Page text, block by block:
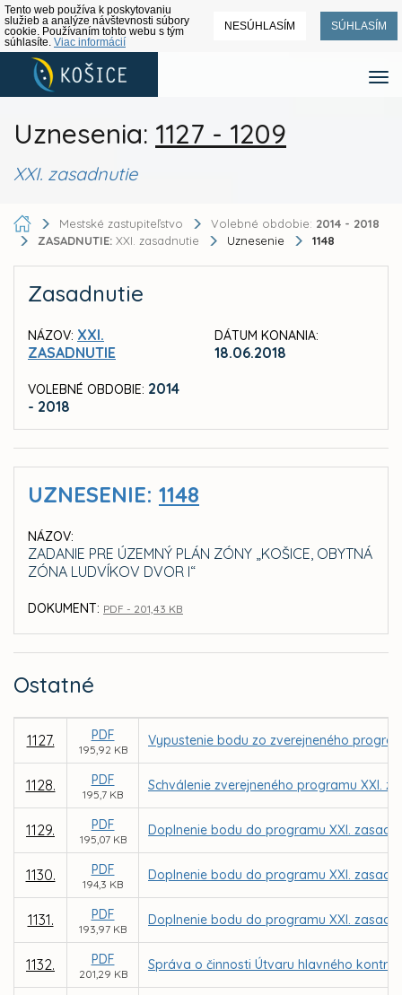
Tento web používa k poskytovaniu
služieb a analýze návštevnosti súbory
cookie. Používaním tohto webu s tým
súhlasíte. Viac informácií
NESÚHLASÍM SÚHLASÍM
Uznesenia: 1127 - 1209
XXI. zasadnutie
Mestské zastupiteľstvo Volebné obdobie: 2014 - 2018
ZASADNUTIE: XXI. zasadnutie Uznesenie 1148
Zasadnutie
NÁZOV: XXI.
ZASADNUTIE
VOLEBNÉ OBDOBIE: 2014
- 2018
DÁTUM KONANIA:
18.06.2018
UZNESENIE: 1148
NÁZOV:
ZADANIE PRE ÚZEMNÝ PLÁN ZÓNY „KOŠICE, OBYTNÁ
ZÓNA LUDVÍKOV DVOR I“
DOKUMENT: PDF - 201,43 KB
Ostatné
1127. PDF
195,92 KB
Vypustenie bodu zo zverejneného
1128. PDF
195,7 KB
Schválenie zverejneného programu XXI.
1129. PDF
195,07 KB
Doplnenie bodu do programu XXI.
1130. PDF
194,3 KB
Doplnenie bodu do programu XXI.
1131. PDF
193,97 KB
Doplnenie bodu do programu XXI.
1132. PDF
201,29 KB
Správa o činnosti Útvaru hlavného